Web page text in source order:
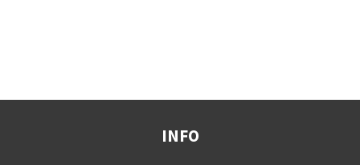
INFO